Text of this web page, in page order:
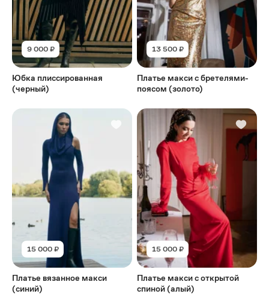
9 000 ₽
Юбка плиссированная
(черный)
15 000 ₽
Платье вязанное макси
(синий)
13 500 ₽
Платье макси с бретелями-
поясом (золото)
15 000 ₽
Платье макси с открытой
спиной (алый)